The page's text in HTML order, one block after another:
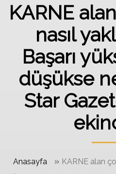
KARNE
nasıl
Başarı
düşükse
Star
Anasayfa » KARNE alan